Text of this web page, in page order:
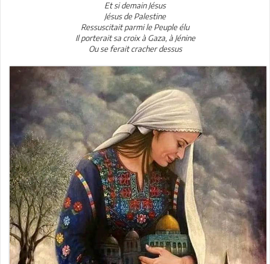
Et si demain Jésus
Jésus de Palestine
Ressuscitait parmi le Peuple élu
Il porterait sa croix à Gaza, à Jénine
Ou se ferait cracher dessus